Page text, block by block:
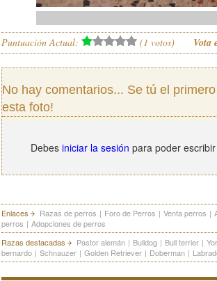
Puntuación Actual: (1 votos) Vota
No hay comentarios... Se tú el
esta foto!
Debes iniciar la sesión para poder
Enlaces Razas de perros | Foro de Perros | Venta perros |
perros | Adopciones de perros
Razas destacadas
Pastor alemán | Bulldog | Bull terrier |
bernardo | Schnauzer | Golden Retriever | Doberman |